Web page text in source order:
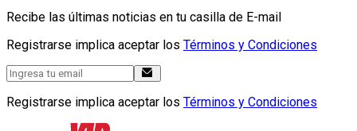
Recibe las últimas noticias en tu casilla de E-mail
Registrarse implica aceptar los Términos y Condiciones
Registrarse implica aceptar los Términos y Condiciones